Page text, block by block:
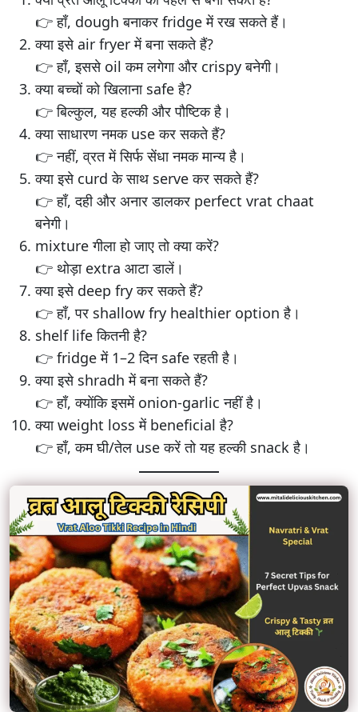
👉 हाँ, dough बनाकर fridge में रख सकते हैं।
क्या इसे air fryer में बना सकते हैं?
👉 हाँ, इससे oil कम लगेगा और crispy बनेगी।
क्या बच्चों को खिलाना safe है?
👉 बिल्कुल, यह हल्की और पौष्टिक है।
क्या साधारण नमक use कर सकते हैं?
👉 नहीं, व्रत में सिर्फ सेंधा नमक मान्य है।
क्या इसे curd के साथ serve कर सकते हैं?
👉 हाँ, दही और अनार डालकर perfect vrat chaat
बनेगी।
mixture गीला हो जाए तो क्या करें?
👉 थोड़ा extra आटा डालें।
क्या इसे deep fry कर सकते हैं?
👉 हाँ, पर shallow fry healthier option है।
shelf life कितनी है?
👉 fridge में 1–2 दिन safe रहती है।
क्या इसे shradh में बना सकते हैं?
👉 हाँ, क्योंकि इसमें onion-garlic नहीं है।
क्या weight loss में beneficial है?
👉 हाँ, कम घी/तेल use करें तो यह हल्की snack है।